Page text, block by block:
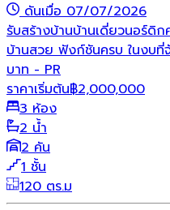
ดันเมื่อ 07/07/2026
รับสร้างบ้านบ้านเดี่ยวนอร์ดิก
บ้านสวย ฟังก์ชันครบ ในงบที่
บาท - PR
ราคาเริ่มต้น฿2,000,000
3 ห้อง
2 น้ำ
2 คัน
1 ชั้น
120 ตร.ม